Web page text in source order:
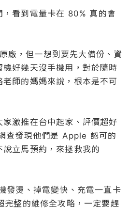
，看到電量卡在 80% 真的會
廠，但一想到要先大備份、資
好幾天沒手機用，對於隨時
師的媽媽來說，根本是不可
激推在台中起家、評價超好
查發現他們是 Apple 認可的
立馬預約，來拯救我的
發燙、掉電變快、充電一直卡
完整的維修全攻略，一定要趕